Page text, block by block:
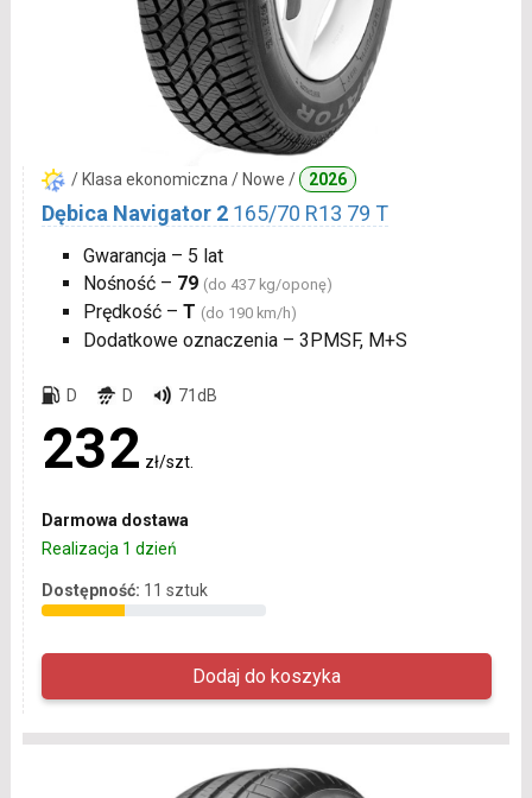
/ Klasa ekonomiczna / Nowe / 2026
Dębica Navigator 2 165/70 R13 79 T
Gwarancja – 5 lat
Nośność – 79 (do 437 kg/oponę)
Prędkość – T (do 190 km/h)
Dodatkowe oznaczenia – 3PMSF, M+S
D D 71dB
232 zł/szt.
Darmowa dostawa
Realizacja 1 dzień
Dostępność: 11 sztuk